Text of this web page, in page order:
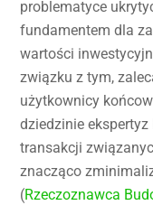
problematyce
fundamentem dla
wartości
związku z tym,
użytkownicy
dziedzinie
transakcji
znacząco
(Rzeczoznawca